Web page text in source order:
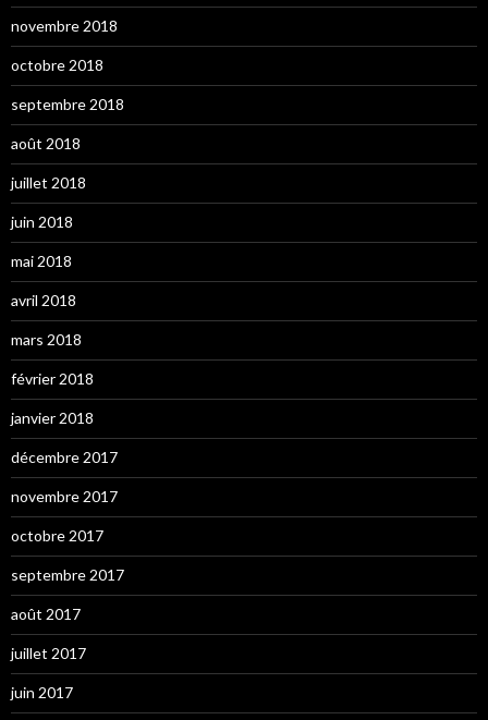
novembre 2018
octobre 2018
septembre 2018
août 2018
juillet 2018
juin 2018
mai 2018
avril 2018
mars 2018
février 2018
janvier 2018
décembre 2017
novembre 2017
octobre 2017
septembre 2017
août 2017
juillet 2017
juin 2017